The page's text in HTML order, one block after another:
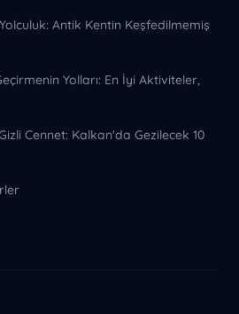
Antik Kentin Keşfedilmemiş
Yolları: En İyi Aktiviteler,
Cennet: Kalkan'da Gezilecek 10